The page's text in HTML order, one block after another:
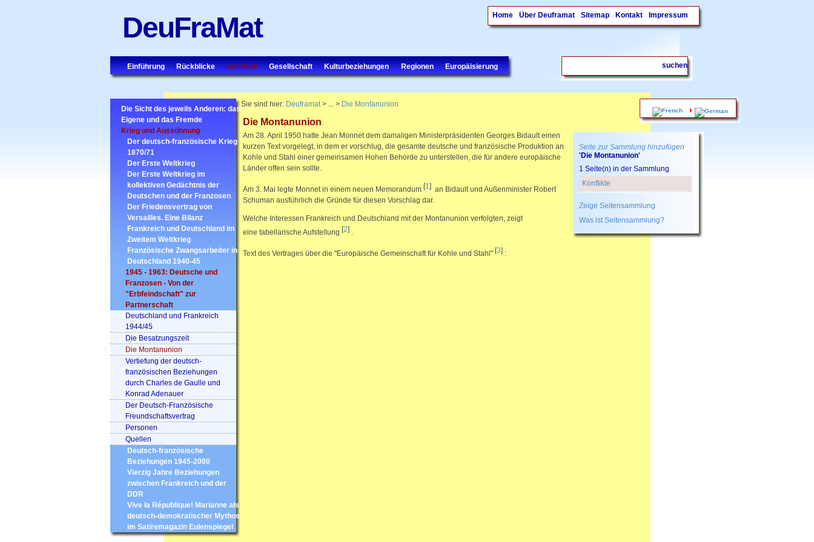
Home Über Deuframat Sitemap Kontakt Impressum
DeuFraMat
Einführung Rückblicke Konflikte Gesellschaft Kulturbeziehungen Regionen Europäisierung
.
Die Sicht des jeweils Anderen: das
Eigene und das Fremde
Krieg und Aussöhnung
Der deutsch-französische Krieg
1870/71
Der Erste Weltkrieg
Der Erste Weltkrieg im
kollektiven Gedächtnis der
Deutschen und der Franzosen
Der Friedensvertrag von
Versailles. Eine Bilanz
Frankreich und Deutschland im
Zweitem Weltkrieg
Französische Zwangsarbeiter in
Deutschland 1940-45
1945 - 1963: Deutsche und
Franzosen - Von der
"Erbfeindschaft" zur
Partnerschaft
Deutschland und Frankreich
1944/45
Die Besatzungszeit
Die Montanunion
Vertiefung der deutsch-
französischen Beziehungen
durch Charles de Gaulle und
Konrad Adenauer
Der Deutsch-Französische
Freundschaftsvertrag
Personen
Quellen
Deutsch-französische
Beziehungen 1945-2000
Vierzig Jahre Beziehungen
zwischen Frankreich und der
DDR
Vive la République! Marianne als
deutsch-demokratischer Mythos
im Satiremagazin Eulenspiegel
Seite zur Sammlung hinzufügen
'Die Montanunion'
1 Seite(n) in der Sammlung
Konflikte
Zeige Seitensammlung
Was ist Seitensammlung?
Sie sind hier: Deuframat> ... > Die Montanunion
Die Montanunion
Am 28. April 1950 hatte Jean Monnet dem damaligen Ministerpräsidenten Georges Bidault einen
kurzen Text vorgelegt, in dem er vorschlug, die gesamte deutsche und französische Produktion an
Kohle und Stahl einer gemeinsamen Hohen Behörde zu unterstellen, die für andere europäische
Länder offen sein sollte.
Am 3. Mai legte Monnet in einem neuen Memorandum [1]an Bidault und Außenminister Robert
Schuman ausführlich die Gründe für diesen Vorschlag dar.
Welche Interessen Frankreich und Deutschland mit der Montanunion verfolgten, zeigt
eine tabellarische Aufstellung [2].
Text des Vertrages über die "Europäische Gemeinschaft für Kohle und Stahl" [3]: